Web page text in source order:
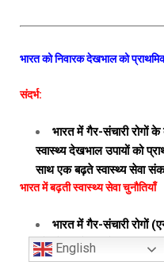
भारत को निवारक देखभाल को
संदर्भ:
भारत में गैर-संचारी रोगों
स्वास्थ्य देखभाल उपायों को
साथ एक बढ़ते स्वास्थ्य सेवा
भारत में बढ़ती स्वास्थ्य सेवा चुनौतियाँ
भारत में गैर-संचारी रोगों
और कैंसर में वृद्धि के कारण एक
English